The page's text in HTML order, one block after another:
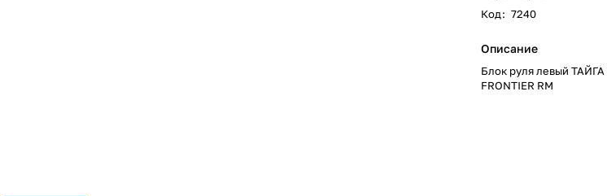
Код: 7240
Описание
Блок руля левый ТАЙГА
FRONTIER RM